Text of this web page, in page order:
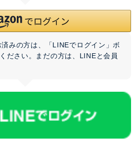
みの方は、「LINEでログイン」ボ
ださい。まだの方は、 LINEと会員